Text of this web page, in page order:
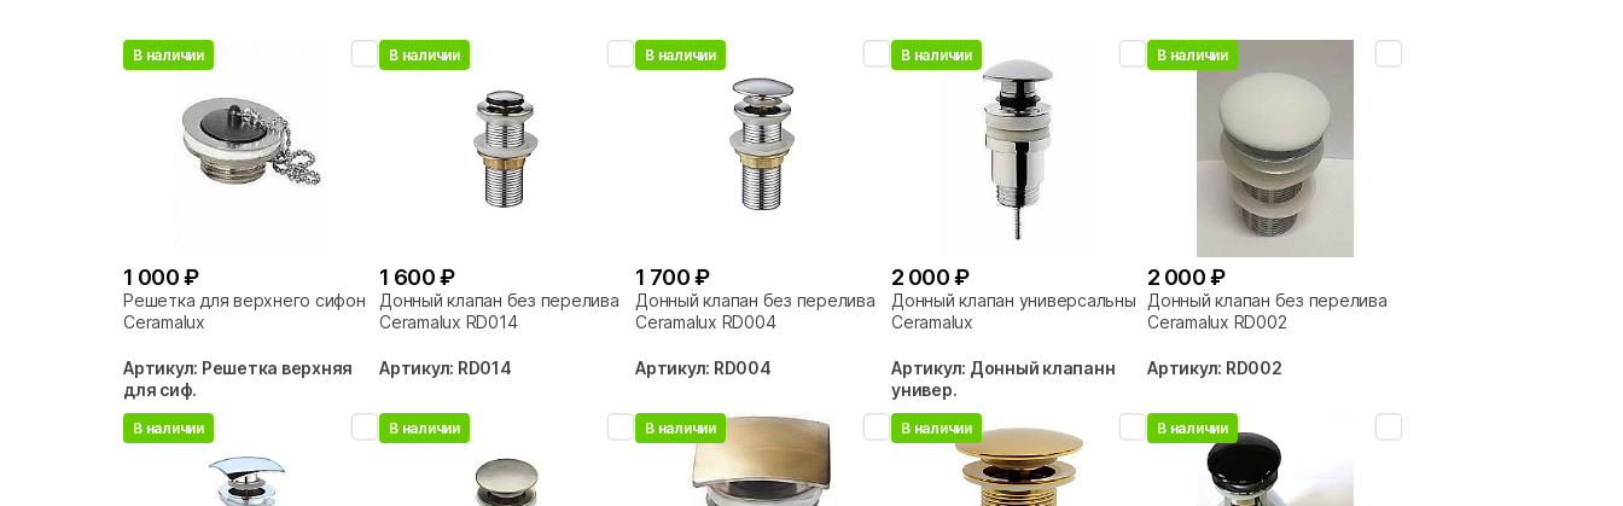
В наличии
1 000 ₽
Решетка для верхнего сифона
Ceramalux
Артикул: Решетка верхняя
для сиф.
В наличии
1 600 ₽
Донный клапан без перелива
Ceramalux RD014
Артикул: RD014
В наличии
1 700 ₽
Донный клапан без перелива
Ceramalux RD004
Артикул: RD004
В наличии
2 000 ₽
Донный клапан универсальный
Ceramalux
Артикул: Донный клапанн
универ.
В наличии
2 000 ₽
Донный клапан без перелива
Ceramalux RD002
Артикул: RD002
В наличии В наличии В наличии В наличии В наличии